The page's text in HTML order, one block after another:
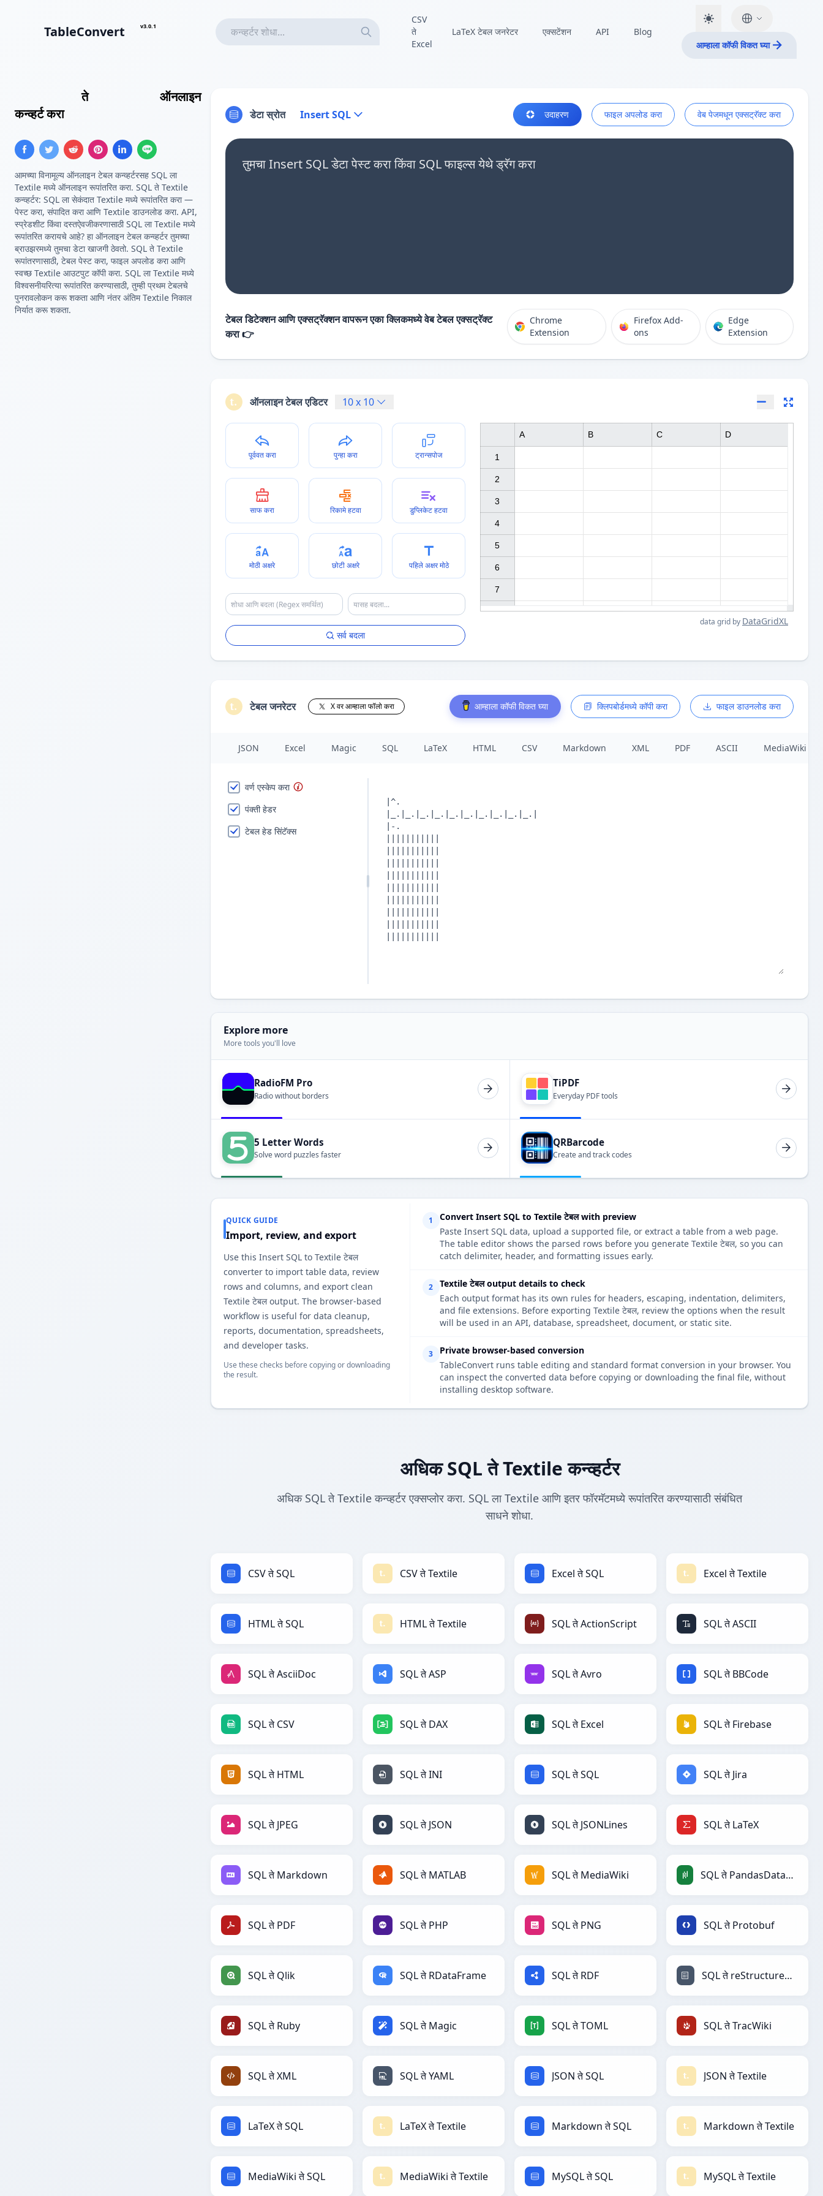
TableConvert v3.0.1
CSV
ते
Excel
LaTeX टेबल जनरेटर एक्सटेंशन API
Blog
आम्हाला कॉफी विकत घ्या
ते
ऑनलाइन
कन्व्हर्ट करा
आमच्या विनामूल्य ऑनलाइन टेबल कन्व्हर्टरसह SQL ला
Textile मध्ये ऑनलाइन रूपांतरित करा. SQL ते Textile
कन्व्हर्टर: SQL ला सेकंदात Textile मध्ये रूपांतरित करा —
पेस्ट करा, संपादित करा आणि Textile डाउनलोड करा. API,
स्प्रेडशीट किंवा दस्तऐवजीकरणासाठी SQL ला Textile मध्ये
रूपांतरित करायचे आहे? हा ऑनलाइन टेबल कन्व्हर्टर तुमच्या
ब्राउझरमध्ये तुमचा डेटा खाजगी ठेवतो. SQL ते Textile
रूपांतरणासाठी, टेबल पेस्ट करा, फाइल अपलोड करा आणि
स्वच्छ Textile आउटपुट कॉपी करा. SQL ला Textile मध्ये
विश्वसनीयरित्या रूपांतरित करण्यासाठी, तुम्ही प्रथम टेबलचे
पुनरावलोकन करू शकता आणि नंतर अंतिम Textile निकाल
निर्यात करू शकता.
डेटा स्रोत Insert SQL उदाहरण फाइल अपलोड करा वेब पेजमधून एक्सट्रॅक्ट करा
तुमचा Insert SQL डेटा पेस्ट करा किंवा SQL फाइल्स येथे ड्रॅग करा
टेबल डिटेक्शन आणि एक्सट्रॅक्शन वापरून एका क्लिकमध्ये वेब टेबल एक्सट्रॅक्ट
करा 👉
Chrome
Extension
Firefox Add-
ons
Edge
Extension
ऑनलाइन टेबल एडिटर 10x 10
पूर्ववत करा पुन्हा करा ट्रान्सपोज
साफ करा रिकामे हटवा डुप्लिकेट हटवा
मोठी अक्षरे छोटी अक्षरे पहिले अक्षर मोठे
सर्व बदला
data grid by DataGridXL
1
2
3
4
5
6
7
A B C D
टेबल जनरेटर X वर आम्हाला फॉलो करा आम्हाला कॉफी विकत घ्या क्लिपबोर्डमध्ये कॉपी करा फाइल डाउनलोड करा
JSON Excel Magic SQL LaTeX HTML CSV Markdown XML PDF ASCII MediaWiki
वर्ण एस्केप करा
पंक्ती हेडर
टेबल हेड सिंटॅक्स
Explore more
More tools you'll love
RadioFM Pro
Radio without borders
TiPDF
Everyday PDF tools
5 Letter Words
Solve word puzzles faster
QRBarcode
Create and track codes
QUICK GUIDE
Import, review, and export
Use this Insert SQL to Textile टेबल
converter to import table data, review
rows and columns, and export clean
Textile टेबल output. The browser-based
workflow is useful for data cleanup,
reports, documentation, spreadsheets,
and developer tasks.
Use these checks before copying or downloading
the result.
1
Convert Insert SQL to Textile टेबल with preview
Paste Insert SQL data, upload a supported file, or extract a table from a web page.
The table editor shows the parsed rows before you generate Textile टेबल, so you can
catch delimiter, header, and formatting issues early.
2
Textile टेबल output details to check
Each output format has its own rules for headers, escaping, indentation, delimiters,
and file extensions. Before exporting Textile टेबल, review the options when the result
will be used in an API, database, spreadsheet, document, or static site.
3
Private browser-based conversion
TableConvert runs table editing and standard format conversion in your browser. You
can inspect the converted data before copying or downloading the final file, without
installing desktop software.
अधिक SQL ते Textile कन्व्हर्टर
अधिक SQL ते Textile कन्व्हर्टर एक्सप्लोर करा. SQL ला Textile आणि इतर फॉरमॅटमध्ये रूपांतरित करण्यासाठी संबंधित
साधने शोधा.
CSV ते SQL CSV ते Textile Excel ते SQL Excel ते Textile
HTML ते SQL HTML ते Textile SQL ते ActionScript SQL ते ASCII
SQL ते AsciiDoc SQL ते ASP SQL ते Avro SQL ते BBCode
SQL ते CSV SQL ते DAX SQL ते Excel SQL ते Firebase
SQL ते HTML SQL ते INI SQL ते SQL SQL ते Jira
SQL ते JPEG SQL ते JSON SQL ते JSONLines SQL ते LaTeX
SQL ते Markdown SQL ते MATLAB SQL ते MediaWiki SQL ते PandasDataFrame
SQL ते PDF SQL ते PHP SQL ते PNG SQL ते Protobuf
SQL ते Qlik SQL ते RDataFrame SQL ते RDF SQL ते reStructuredText
SQL ते Ruby SQL ते Magic SQL ते TOML SQL ते TracWiki
SQL ते XML SQL ते YAML JSON ते SQL JSON ते Textile
LaTeX ते SQL LaTeX ते Textile Markdown ते SQL Markdown ते Textile
MediaWiki ते SQL MediaWiki ते Textile MySQL ते SQL MySQL ते Textile